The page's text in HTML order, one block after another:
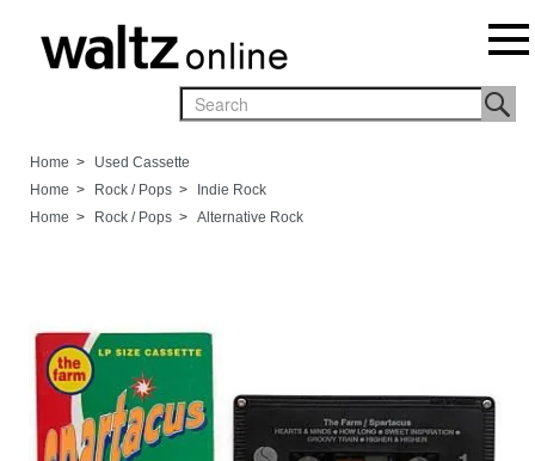
Home >
Used Cassette
Home > Rock / Pops >
Indie Rock
Home > Rock / Pops > Alternative Rock